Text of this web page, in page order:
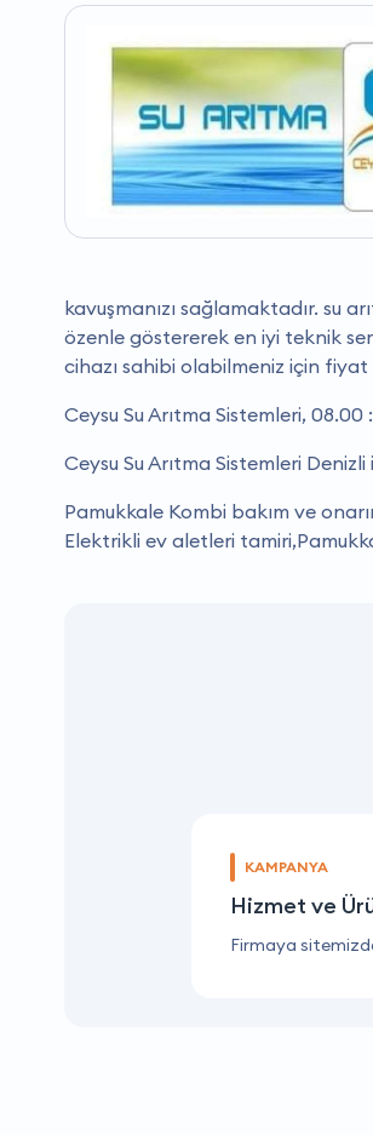
kavuşmanızı sağlamaktadır. su
özenle göstererek en iyi teknik
cihazı sahibi olabilmeniz için fiyat
Ceysu Su Arıtma Sistemleri,
Ceysu Su Arıtma Sistemleri
Pamukkale Kombi bakım ve
Elektrikli ev aletleri
KAMPANYA
Hizmet ve
Firmaya